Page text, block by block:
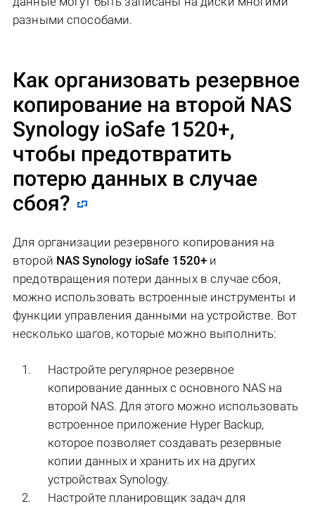
разными способами.
Как организовать резервное
копирование на второй NAS
Synology ioSafe 1520+,
чтобы предотвратить
потерю данных в случае
сбоя?
Для организации резервного копирования на
второй NAS Synology ioSafe 1520+ и
предотвращения потери данных в случае сбоя,
можно использовать встроенные инструменты и
функции управления данными на устройстве. Вот
несколько шагов, которые можно выполнить:
Настройте регулярное резервное
копирование данных с основного NAS на
второй NAS. Для этого можно использовать
встроенное приложение Hyper Backup,
которое позволяет создавать резервные
копии данных и хранить их на других
устройствах Synology.
Настройте планировщик задач для